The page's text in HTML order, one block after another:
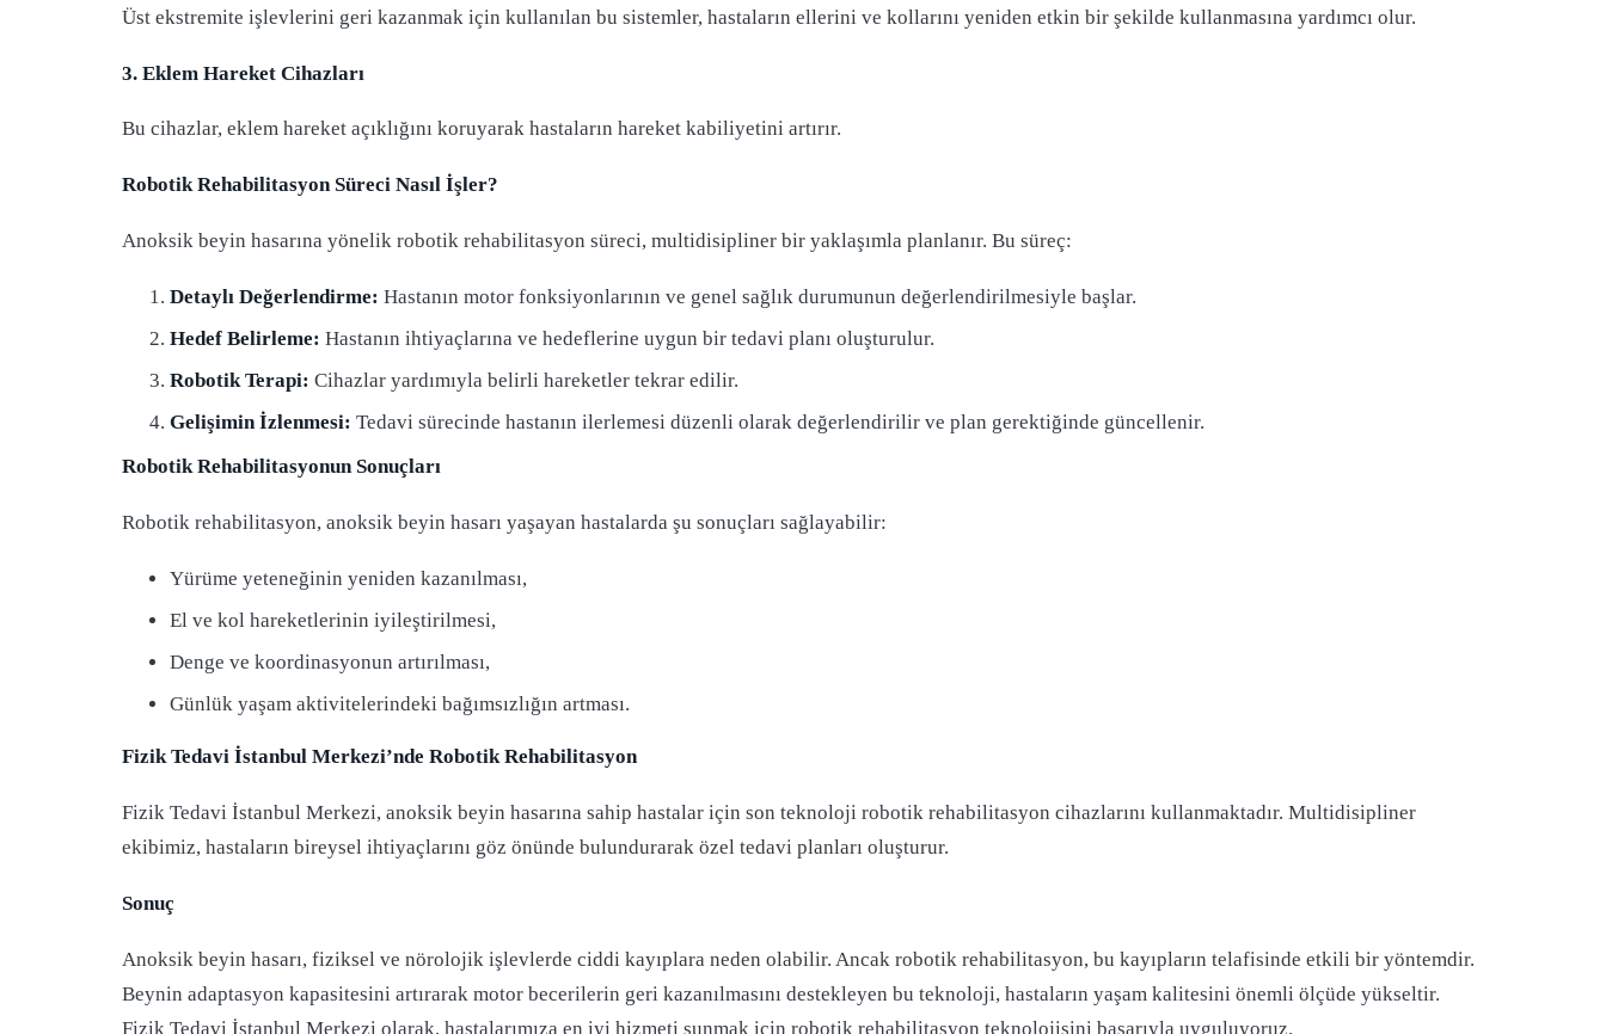
Üst ekstremite işlevlerini geri kazanmak için kullanılan bu sistemler, hastaların ellerini ve kollarını yeniden etkin bir şekilde kullanmasına yardımcı olur.
3. Eklem Hareket Cihazları
Bu cihazlar, eklem hareket açıklığını koruyarak hastaların hareket kabiliyetini artırır.
Robotik Rehabilitasyon Süreci Nasıl İşler?
Anoksik beyin hasarına yönelik robotik rehabilitasyon süreci, multidisipliner bir yaklaşımla planlanır. Bu süreç:
Detaylı Değerlendirme: Hastanın motor fonksiyonlarının ve genel sağlık durumunun değerlendirilmesiyle başlar.
Hedef Belirleme: Hastanın ihtiyaçlarına ve hedeflerine uygun bir tedavi planı oluşturulur.
Robotik Terapi: Cihazlar yardımıyla belirli hareketler tekrar edilir.
Gelişimin İzlenmesi: Tedavi sürecinde hastanın ilerlemesi düzenli olarak değerlendirilir ve plan gerektiğinde güncellenir.
Robotik Rehabilitasyonun Sonuçları
Robotik rehabilitasyon, anoksik beyin hasarı yaşayan hastalarda şu sonuçları sağlayabilir:
Yürüme yeteneğinin yeniden kazanılması,
El ve kol hareketlerinin iyileştirilmesi,
Denge ve koordinasyonun artırılması,
Günlük yaşam aktivitelerindeki bağımsızlığın artması.
Fizik Tedavi İstanbul Merkezi’nde Robotik Rehabilitasyon
Fizik Tedavi İstanbul Merkezi, anoksik beyin hasarına sahip hastalar için son teknoloji robotik rehabilitasyon cihazlarını kullanmaktadır. Multidisipliner
ekibimiz, hastaların bireysel ihtiyaçlarını göz önünde bulundurarak özel tedavi planları oluşturur.
Sonuç
Anoksik beyin hasarı, fiziksel ve nörolojik işlevlerde ciddi kayıplara neden olabilir. Ancak robotik rehabilitasyon, bu kayıpların telafisinde etkili bir yöntemdir.
Beynin adaptasyon kapasitesini artırarak motor becerilerin geri kazanılmasını destekleyen bu teknoloji, hastaların yaşam kalitesini önemli ölçüde yükseltir.
Fizik Tedavi İstanbul Merkezi olarak, hastalarımıza en iyi hizmeti sunmak için robotik rehabilitasyon teknolojisini başarıyla uyguluyoruz.